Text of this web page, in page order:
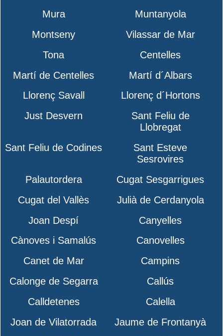
Mura
Muntanyola
Montseny
Vilassar de Mar
Tona
Centelles
Martí de Centelles
Martí d´Albars
Llorenç Savall
Llorenç d´Hortons
Just Desvern
Sant Feliu de
Llobregat
Sant Feliu de Codines
Sant Esteve
Sesrovires
Palautordera
Cugat Sesgarrigues
Cugat del Vallès
Julià de Cerdanyola
Joan Despí
Canyelles
Cànoves i Samalús
Canovelles
Canet de Mar
Campins
Calonge de Segarra
Callús
Calldetenes
Calella
Joan de Vilatorrada
Jaume de Frontanyà